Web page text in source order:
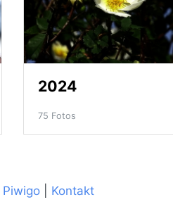
2024
75 Fotos
Piwigo Kontakt